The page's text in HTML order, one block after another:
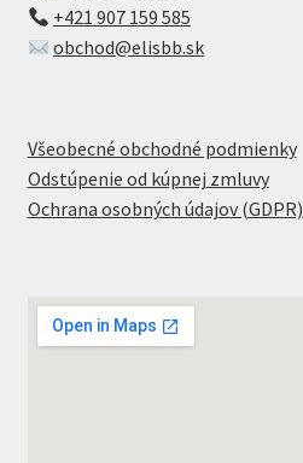
+421 907 159 585
obchod@elisbb.sk
Všeobecné obchodné podmienky
Odstúpenie od kúpnej zmluvy
Ochrana osobných údajov (GDPR)